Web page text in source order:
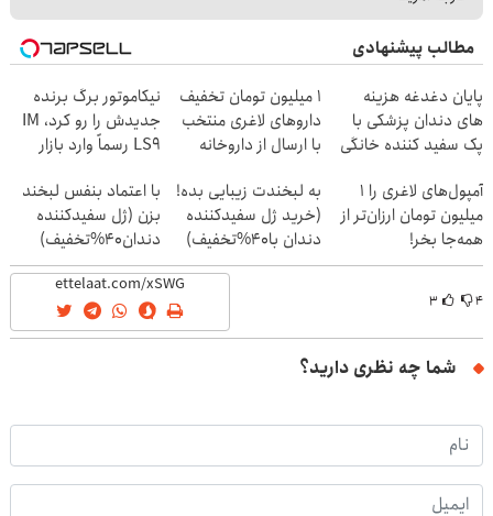
مطالب پیشنهادی
پایان دغدغه هزینه
های دندان پزشکی با
پک سفید کننده خانگی
۱ میلیون تومان تخفیف
داروهای لاغری منتخب
با ارسال از داروخانه
نیکاموتور برگ برنده
جدیدش را رو کرد، IM
LS9 رسماً وارد بازار
آمپول‌های لاغری را ۱
میلیون تومان ارزان‌تر از
همه‌جا بخر!
به لبخندت زیبایی بده!
(خرید ژل سفیدکننده
دندان با40%تخفیف)
با اعتماد بنفس لبخند
بزن (ژل سفیدکننده
دندان40%تخفیف)
۴ ۳
شما چه نظری دارید؟